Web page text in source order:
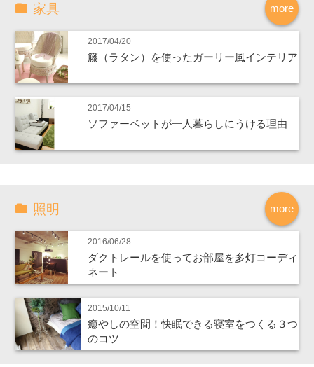
more
家具
2017/04/20
籐（ラタン）を使ったガーリー風インテリア
2017/04/15
ソファーベットが一人暮らしにうける理由
more
照明
2016/06/28
ダクトレールを使ってお部屋を多灯コーディ
ネート
2015/10/11
癒やしの空間！快眠できる寝室をつくる３つ
のコツ